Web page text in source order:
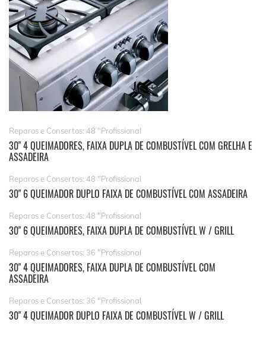
Reparos e Consertos: 48 "Profissional
30" 4 QUEIMADORES, FAIXA DUPLA DE COMBUSTÍVEL COM GRELHA E
ASSADEIRA
Reparos e Consertos: 48 "Profissional
30" 6 QUEIMADOR DUPLO FAIXA DE COMBUSTÍVEL COM ASSADEIRA
Reparos e Consertos: 48 "Profissional
30" 6 QUEIMADORES, FAIXA DUPLA DE COMBUSTÍVEL W / GRILL
Reparos e Consertos: 36 "Profissional
30" 4 QUEIMADORES, FAIXA DUPLA DE COMBUSTÍVEL COM
ASSADEIRA
Reparos e Consertos: 36 "Profissional
30" 4 QUEIMADOR DUPLO FAIXA DE COMBUSTÍVEL W / GRILL